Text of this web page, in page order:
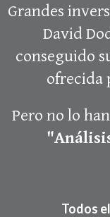
Grandes
David
conseguido
ofrecida
Pero no lo
Todos